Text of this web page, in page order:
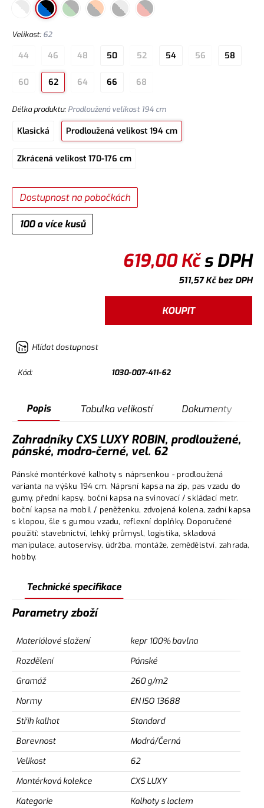
Velikost: 62
44 46 48 50 52 54 56 58
60 62 64 66 68
Délka produktu: Prodloužená velikost 194 cm
Klasická Prodloužená velikost 194 cm
Zkrácená velikost 170-176 cm
100 a více kusů
Dostupnost na pobočkách
619,00Kčs DPH
511,57Kčbez DPH
KOUPIT
Hlídat dostupnost
Kód: 1030-007-411-62
Popis Tabulka velikostí Dokumenty
Zahradníky CXS LUXY ROBIN, prodloužené,
pánské, modro-černé, vel. 62
Pánské montérkové kalhoty s náprsenkou - prodloužená
varianta na výšku 194 cm. Náprsní kapsa na zip, pas vzadu do
gumy, přední kapsy, boční kapsa na svinovací / skládací metr,
boční kapsa na mobil / peněženku, zdvojená kolena, zadní kapsa
s klopou, šle s gumou vzadu, reflexní doplňky. Doporučené
použití: stavebnictví, lehký průmysl, logistika, skladová
manipulace, autoservisy, údržba, montáže, zemědělství, zahrada,
hobby.
Technické specifikace
Parametry zboží
Materiálové složení
kepr 100% bavlna
Rozdělení
Pánské
Gramáž
260 g/m2
Normy
EN ISO 13688
Střih kalhot
Standard
Barevnost
Modrá/Černá
Velikost
62
Montérková kolekce
CXS LUXY
Kategorie
Kalhoty s laclem